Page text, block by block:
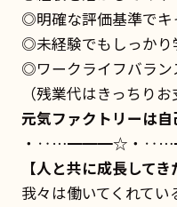
◎明確な評価基準でキ
◎未経験でもしっかり
◎ワークライフバラン
（残業代はきっちりお
元気ファクトリーは自
・‥…━━━☆・
【人と共に成長してき
我々は働いてくれて